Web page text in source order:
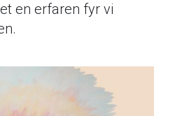
en erfaren fyr vi